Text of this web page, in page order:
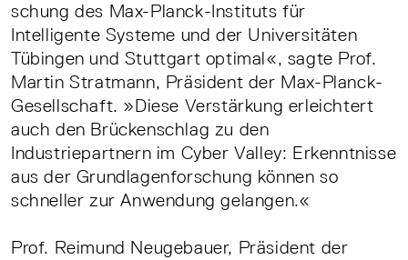
schung des Max-Planck-Instituts für
Intelligente Systeme und der Universitäten
Tübingen und Stuttgart optimal«, sagte Prof.
Martin Stratmann, Präsident der Max-Planck-
Gesellschaft. »Diese Verstärkung erleichtert
auch den Brückenschlag zu den
Industriepartnern im Cyber Valley: Erkenntnisse
aus der Grundlagenforschung können so
schneller zur Anwendung gelangen.«
Prof. Reimund Neugebauer, Präsident der